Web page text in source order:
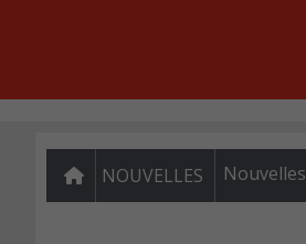
NOUVELLES Nouvelles